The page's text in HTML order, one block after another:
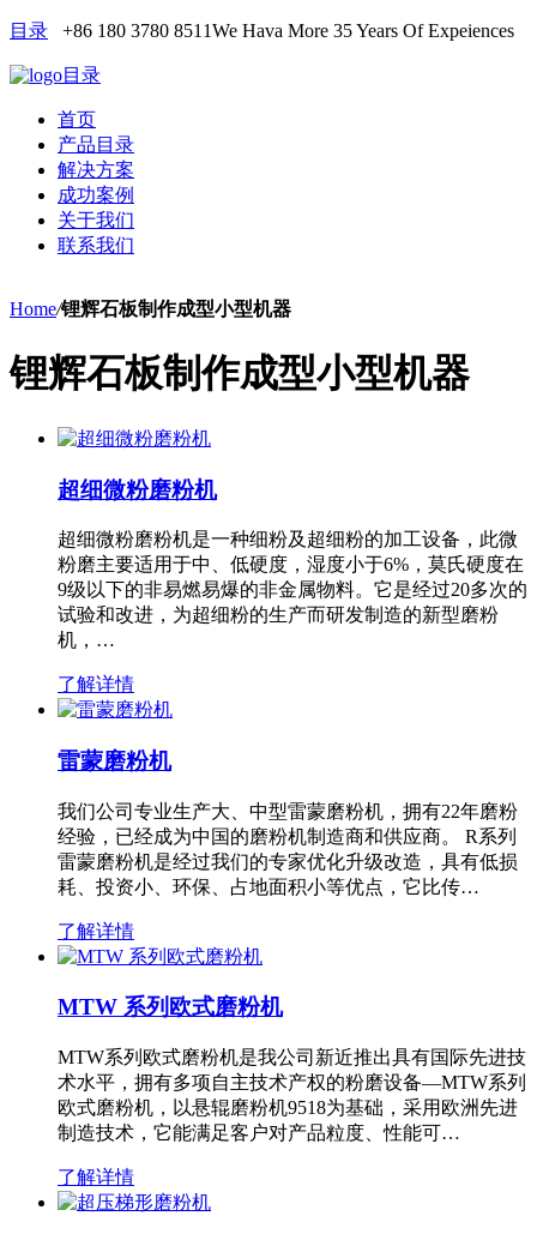
目录 +86 180 3780 8511We Hava More 35 Years Of Expeiences
目录
首页
产品目录
解决方案
成功案例
关于我们
联系我们
Home/锂辉石板制作成型小型机器
锂辉石板制作成型小型机器
超细微粉磨粉机
超细微粉磨粉机是一种细粉及超细粉的加工设备，此微
粉磨主要适用于中、低硬度，湿度小于6%，莫氏硬度在
9级以下的非易燃易爆的非金属物料。它是经过20多次的
试验和改进，为超细粉的生产而研发制造的新型磨粉
机，…
了解详情
雷蒙磨粉机
我们公司专业生产大、中型雷蒙磨粉机，拥有22年磨粉
经验，已经成为中国的磨粉机制造商和供应商。 R系列
雷蒙磨粉机是经过我们的专家优化升级改造，具有低损
耗、投资小、环保、占地面积小等优点，它比传…
了解详情
MTW 系列欧式磨粉机
MTW系列欧式磨粉机是我公司新近推出具有国际先进技
术水平，拥有多项自主技术产权的粉磨设备—MTW系列
欧式磨粉机，以悬辊磨粉机9518为基础，采用欧洲先进
制造技术，它能满足客户对产品粒度、性能可…
了解详情